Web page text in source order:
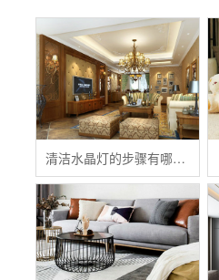
清洁水晶灯的步骤有哪些？